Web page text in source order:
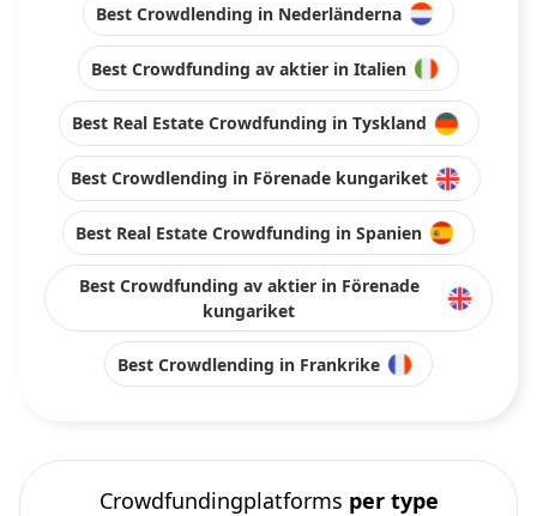
Best Crowdlending in Nederländerna
Best Crowdfunding av aktier in Italien
Best Real Estate Crowdfunding in Tyskland
Best Crowdlending in Förenade kungariket
Best Real Estate Crowdfunding in Spanien
Best Crowdfunding av aktier in Förenade
kungariket
Best Crowdlending in Frankrike
Crowdfundingplatforms per type